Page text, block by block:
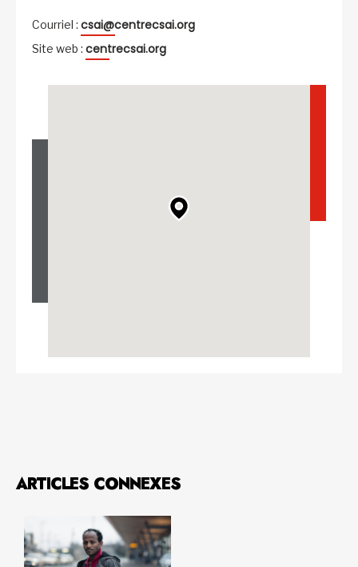
Courriel : csai@centrecsai.org
Site web : centrecsai.org
ARTICLES CONNEXES